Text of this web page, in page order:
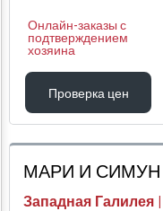
Онлайн-заказы с
подтверждением
хозяина
Проверка цен
Проверка цен
МАРИ И СИМУН
Западная